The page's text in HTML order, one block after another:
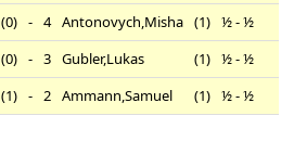
(0) - 4 Antonovych,Misha (1) ½ - ½
(0) - 3 Gubler,Lukas (1) ½ - ½
(1) - 2 Ammann,Samuel (1) ½ - ½